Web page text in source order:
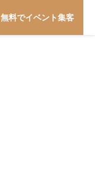
無料でイベント集客